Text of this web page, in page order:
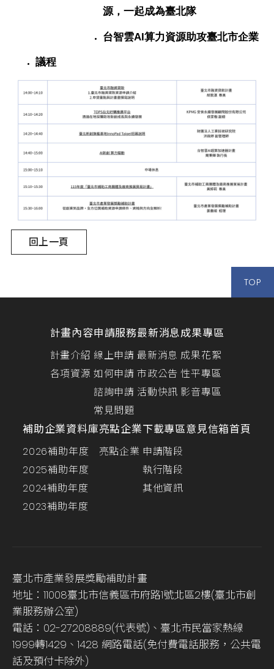
源，一起成為臺北隊
台智雲AI算力資源助攻臺北市企業
議程
回上一頁
TOP
計畫內容
計畫介紹
各項資源
申請服務
線上申請
如何申請
諮詢申請
常見問題
最新消息
最新消息
市政公告
活動快訊
成果專區
成果花絮
性平專區
影音專區
補助企業資料庫
2026補助年度
2025補助年度
2024補助年度
2023補助年度
亮點企業
亮點企業
下載專區
申請階段
執行階段
其他資訊
意見信箱首頁
臺北市產業發展獎勵補助計畫
地址：11008臺北市信義區市府路1號北區2樓(臺北市創
業服務辦公室)
電話：02-27208889(代表號)、臺北市民當家熱線
1999轉1429、1428 網路電話(免付費電話服務，公共電
話及預付卡除外)